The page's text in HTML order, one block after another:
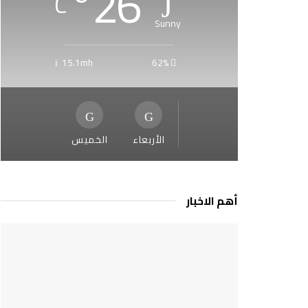
Sunny
62%
15.1mh
الأربعاء الخميس
أهم الاخبار